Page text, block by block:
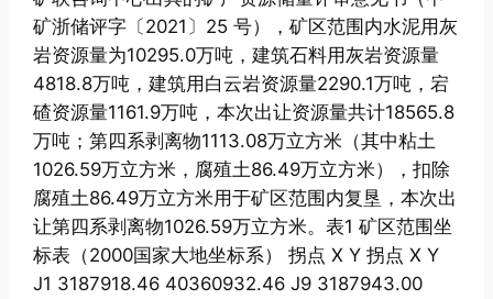
矿浙储评字〔2021〕25 号），矿区范围内水泥用灰
岩资源量为10295.0万吨，建筑石料用灰岩资源量
4818.8万吨，建筑用白云岩资源量2290.1万吨，宕
碴资源量1161.9万吨，本次出让资源量共计18565.8
万吨；第四系剥离物1113.08万立方米（其中粘土
1026.59万立方米，腐殖土86.49万立方米），扣除
腐殖土86.49万立方米用于矿区范围内复垦，本次出
让第四系剥离物1026.59万立方米。表1 矿区范围坐
标表（2000国家大地坐标系） 拐点 X Y 拐点 X Y
J1 3187918.46 40360932.46 J9 3187943.00